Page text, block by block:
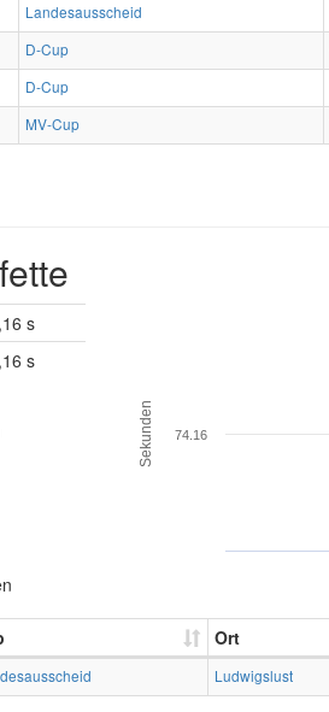
Landesausscheid
D-Cup
D-Cup
MV-Cup
s
s
Sekunden 74.16
Ort
Ludwigslust